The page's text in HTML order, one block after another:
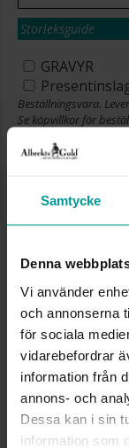
Samtycke
Denna
Vi använder
och annonserna
för sociala
vidarebefordrar
information från
annons- och
Dessa kan i sin
information som
Storleksguide
GRAVYR
Beställningsvara.
Se köpvillkor för
✅ Betala med Klarna.
VÄLJ
Köpvillkor för
Öppet köp,
samt graverade
arbetsdagar för
ångerrätt och
INFO